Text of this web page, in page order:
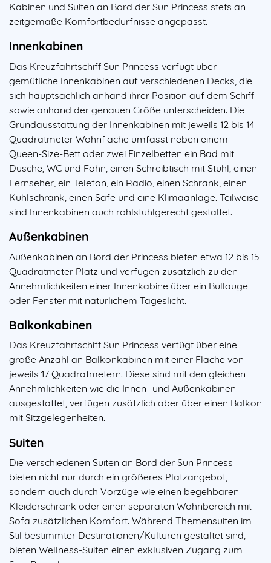
Kabinen und Suiten an Bord der Sun Princess stets an
zeitgemäße Komfortbedürfnisse angepasst.
Innenkabinen
Das Kreuzfahrtschiff Sun Princess verfügt über
gemütliche Innenkabinen auf verschiedenen Decks, die
sich hauptsächlich anhand ihrer Position auf dem Schiff
sowie anhand der genauen Größe unterscheiden. Die
Grundausstattung der Innenkabinen mit jeweils 12 bis 14
Quadratmeter Wohnfläche umfasst neben einem
Queen-Size-Bett oder zwei Einzelbetten ein Bad mit
Dusche, WC und Föhn, einen Schreibtisch mit Stuhl, einen
Fernseher, ein Telefon, ein Radio, einen Schrank, einen
Kühlschrank, einen Safe und eine Klimaanlage. Teilweise
sind Innenkabinen auch rohlstuhlgerecht gestaltet.
Außenkabinen
Außenkabinen an Bord der Princess bieten etwa 12 bis 15
Quadratmeter Platz und verfügen zusätzlich zu den
Annehmlichkeiten einer Innenkabine über ein Bullauge
oder Fenster mit natürlichem Tageslicht.
Balkonkabinen
Das Kreuzfahrtschiff Sun Princess verfügt über eine
große Anzahl an Balkonkabinen mit einer Fläche von
jeweils 17 Quadratmetern. Diese sind mit den gleichen
Annehmlichkeiten wie die Innen- und Außenkabinen
ausgestattet, verfügen zusätzlich aber über einen Balkon
mit Sitzgelegenheiten.
Suiten
Die verschiedenen Suiten an Bord der Sun Princess
bieten nicht nur durch ein größeres Platzangebot,
sondern auch durch Vorzüge wie einen begehbaren
Kleiderschrank oder einen separaten Wohnbereich mit
Sofa zusätzlichen Komfort. Während Themensuiten im
Stil bestimmter Destinationen/Kulturen gestaltet sind,
bieten Wellness-Suiten einen exklusiven Zugang zum